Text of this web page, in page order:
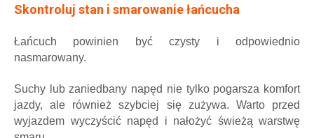
Skontroluj stan i smarowanie łańcucha
Łańcuch powinien być czysty i odpowiednio
nasmarowany.
Suchy lub zaniedbany napęd nie tylko pogarsza komfort
jazdy, ale również szybciej się zużywa. Warto przed
wyjazdem wyczyścić napęd i nałożyć świeżą warstwę